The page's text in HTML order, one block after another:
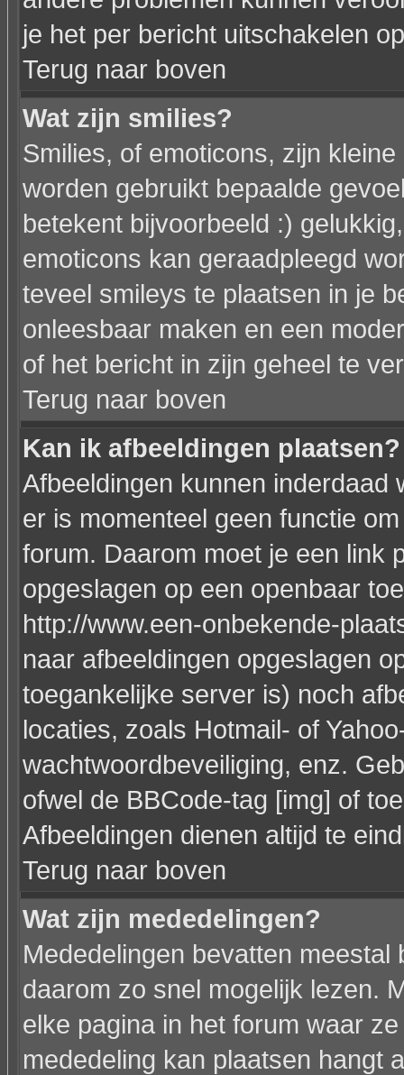
je het per bericht uitschakelen
Terug naar boven
Wat zijn smilies?
Smilies, of emoticons, zijn
worden gebruikt bepaalde
betekent bijvoorbeeld :)
emoticons kan geraadpleegd
teveel smileys te plaatsen in je
onleesbaar maken en een
of het bericht in zijn geheel te
Terug naar boven
Kan ik afbeeldingen plaatsen?
Afbeeldingen kunnen inderdaad
er is momenteel geen functie
forum. Daarom moet je een link
opgeslagen op een openbaar
http://www.een-onbekende-
naar afbeeldingen opgeslagen
toegankelijke server is) noch
locaties, zoals Hotmail- of
wachtwoordbeveiliging, enz.
ofwel de BBCode-tag [img] of
Afbeeldingen dienen altijd te
Terug naar boven
Wat zijn mededelingen?
Mededelingen bevatten
daarom zo snel mogelijk lezen.
elke pagina in het forum waar
mededeling kan plaatsen hangt